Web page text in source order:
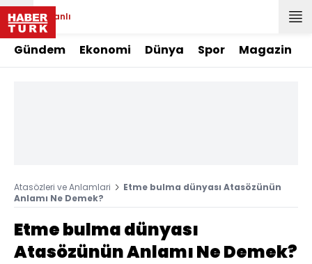
Canlı
Gündem Ekonomi Dünya Spor Magazin
Atasözleri ve Anlamlari
Etme bulma dünyası Atasözünün
Anlamı Ne Demek?
Etme bulma dünyası
Atasözünün Anlamı Ne Demek?